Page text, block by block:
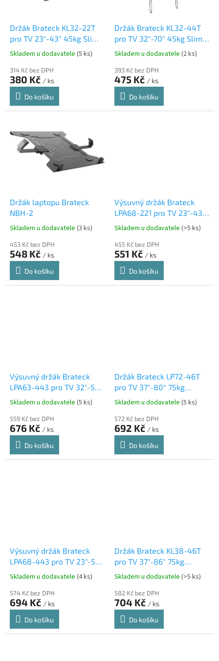
Držák Brateck KL32-22T
pro TV 23"-43" 45kg Slim
polohovatelný nástěnný
Skladem u dodavatele (5 ks)
314 Kč bez DPH
380 Kč / ks
Do košíku
Držák Brateck KL32-44T
pro TV 32"-70" 45kg Slim
polohovatelný nástěnný
Skladem u dodavatele (2 ks)
393 Kč bez DPH
475 Kč / ks
Do košíku
Držák laptopu Brateck
NBH-2
Skladem u dodavatele (3 ks)
453 Kč bez DPH
548 Kč / ks
Do košíku
Výsuvný držák Brateck
LPA68-221 pro TV 23"-43"
30kg polohovatelný
Skladem u dodavatele (>5 ks)
455 Kč bez DPH
551 Kč / ks
Do košíku
Výsuvný držák Brateck
LPA63-443 pro TV 32"-55"
35kg polohovatelný
Skladem u dodavatele (5 ks)
559 Kč bez DPH
676 Kč / ks
Do košíku
Držák Brateck LP72-46T
pro TV 37"-80" 75kg
polohovatelný nástěnný
Skladem u dodavatele (5 ks)
572 Kč bez DPH
692 Kč / ks
Do košíku
Výsuvný držák Brateck
LPA68-443 pro TV 23"-55"
30kg polohovatelný
Skladem u dodavatele (4 ks)
574 Kč bez DPH
694 Kč / ks
Do košíku
Držák Brateck KL38-46T
pro TV 37"-86" 75kg
polohovatelný nástěnný
Skladem u dodavatele (>5 ks)
582 Kč bez DPH
704 Kč / ks
Do košíku